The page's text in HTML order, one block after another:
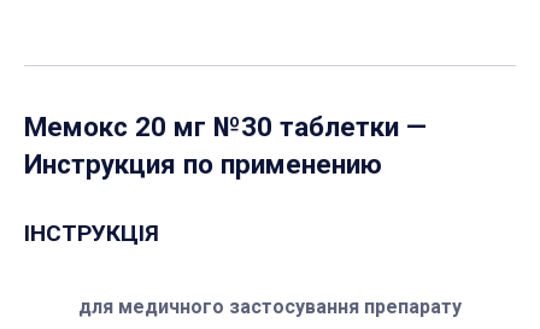
Мемокс 20 мг №30 таблетки —
Инструкция по применению
ІНСТРУКЦІЯ
для медичного застосування препарату